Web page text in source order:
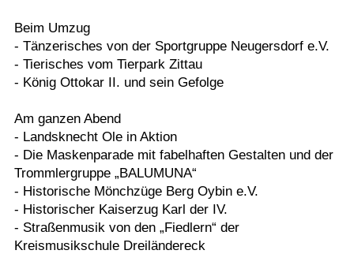
Beim Umzug
- Tänzerisches von der Sportgruppe Neugersdorf e.V.
- Tierisches vom Tierpark Zittau
- König Ottokar II. und sein Gefolge
Am ganzen Abend
- Landsknecht Ole in Aktion
- Die Maskenparade mit fabelhaften Gestalten und der
Trommlergruppe „BALUMUNA“
- Historische Mönchzüge Berg Oybin e.V.
- Historischer Kaiserzug Karl der IV.
- Straßenmusik von den „Fiedlern“ der
Kreismusikschule Dreiländereck